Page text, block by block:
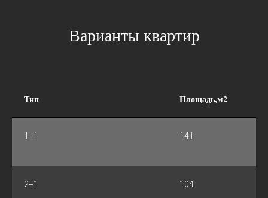
Варианты квартир
Тип Площадь,м2
1+1 141
2+1 104